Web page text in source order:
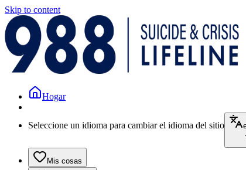
Skip to content
Hogar
Seleccione un idioma para cambiar el idioma del sitio
Mis cosas